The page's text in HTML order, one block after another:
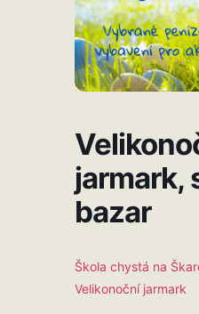
jarmark,
bazar
Škola chystá na
Velikonoční jarmark